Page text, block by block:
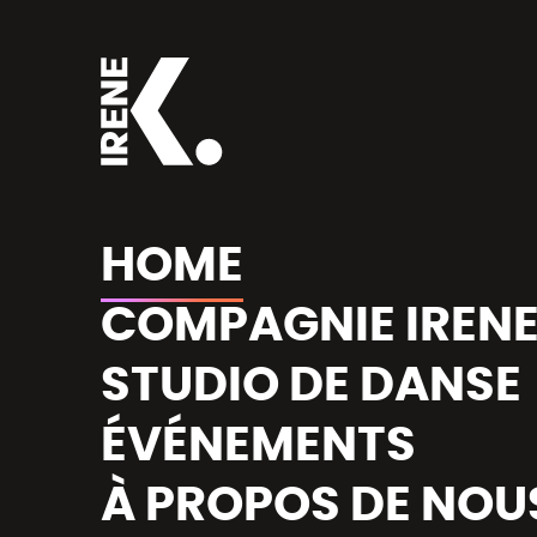
HOME
COMPAGNIE
STUDIO DE DANSE
ÉVÉNEMENTS
À PROPOS DE